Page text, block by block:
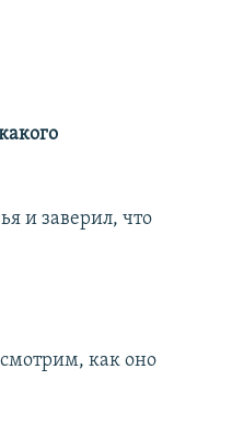
и заверил, что
как оно